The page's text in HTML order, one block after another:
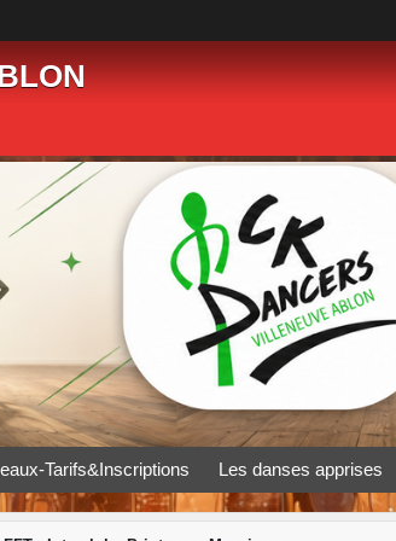
Tarifs&Inscriptions Les danses apprises